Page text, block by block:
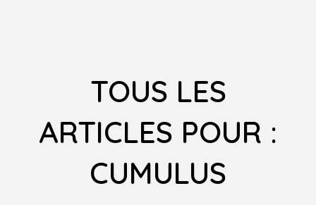
TOUS LES
ARTICLES POUR :
CUMULUS